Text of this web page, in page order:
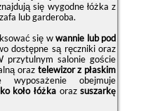
się wygodne łóżka z
lub garderoba.
się wwannie lub pod
dostępne są ręczniki oraz
przytulnym salonie goście
oraz telewizor z płaskim
wyposażenie obejmuje
koło łóżka orazsuszarkę